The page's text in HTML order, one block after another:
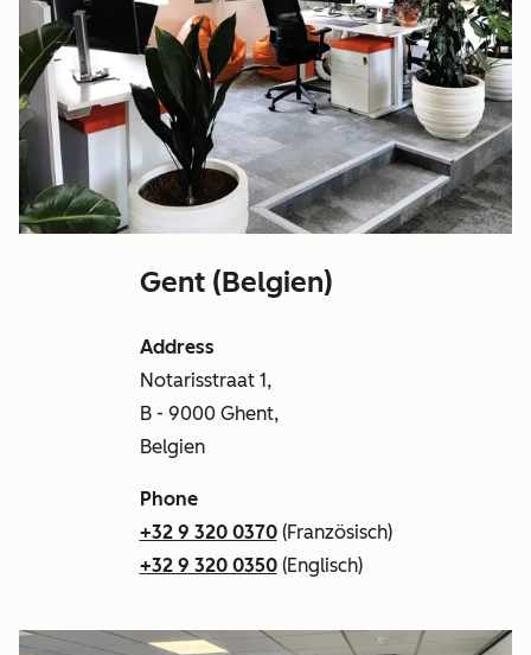
Gent (Belgien)
Address
Notarisstraat 1,
B - 9000 Ghent,
Belgien
Phone
+32 9 320 0370(Französisch)
+32 9 320 0350(Englisch)